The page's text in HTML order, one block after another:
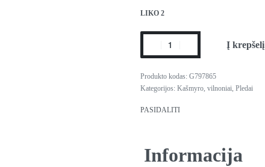
LIKO 2
Į krepšelį
G797865
Kategorijos: Kašmyro, vilnoniai, Pledai
PASIDALITI
Informacija